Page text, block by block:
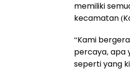
memiliki
kecamatan
“Kami
percaya, apa
seperti yang